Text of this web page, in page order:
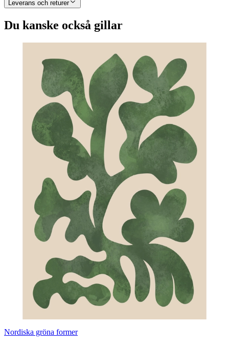
Leverans och returer
Du kanske också gillar
Nordiska gröna former